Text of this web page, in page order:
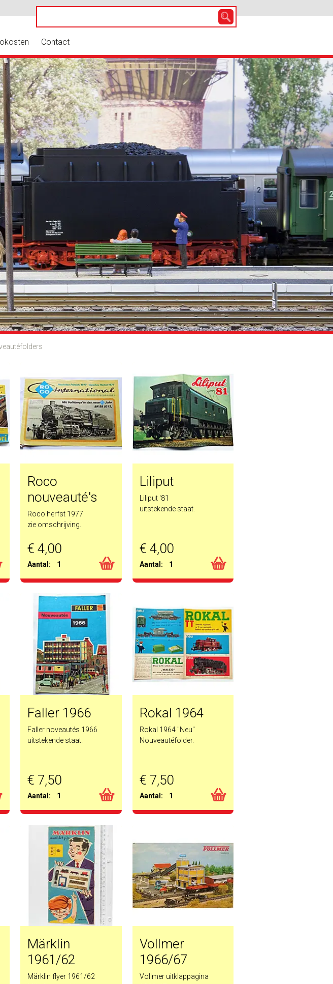
Contact
Roco
nouveauté's
Roco herfst 1977
zie omschrijving.
€ 4,00
Aantal: 1
Liliput
Liliput '81
uitstekende staat.
€ 4,00
Aantal: 1
Faller 1966
Faller noveautés 1966
uitstekende staat.
€ 7,50
Aantal: 1
Rokal 1964
Rokal 1964 "Neu"
Nouveautéfolder.
€ 7,50
Aantal: 1
Märklin
1961/62
Märklin flyer 1961/62
Vollmer
1966/67
Vollmer uitklappagina